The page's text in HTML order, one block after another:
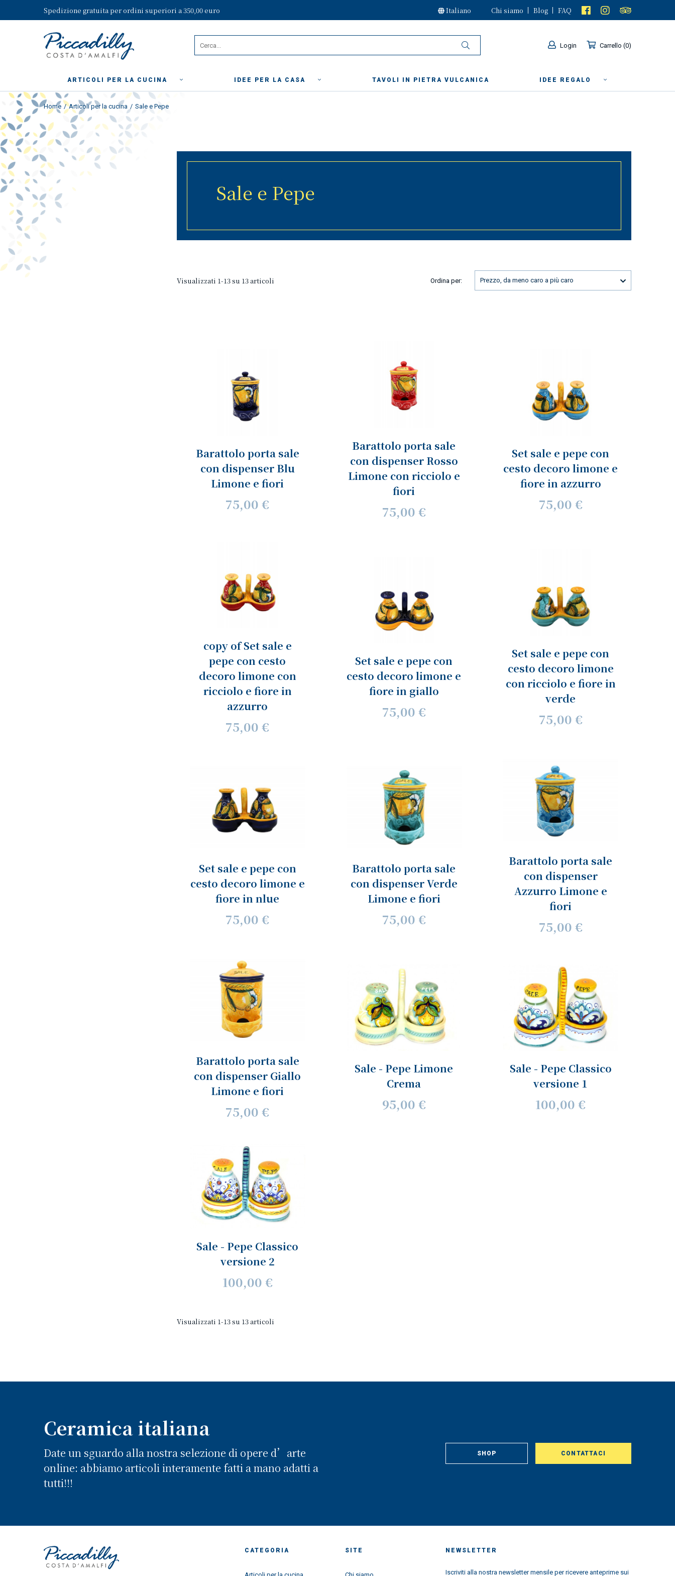
Spedizione gratuita per ordini superiori a 350,00 euro Italiano Chi siamo Blog FAQ
Login Carrello 0
ARTICOLI PER LA CUCINA IDEE PER LA CASA TAVOLI IN PIETRA VULCANICA IDEE REGALO
Home Articoli per la cucina Sale e Pepe
Sale e Pepe
Visualizzati 1-13 su 13 articoli Ordina per: Prezzo, da meno caro a più caro
Barattolo porta sale
con dispenser Blu
Limone e fiori
75,00 €
Barattolo porta sale
con dispenser Rosso
Limone con ricciolo e
fiori
75,00 €
Set sale e pepe con
cesto decoro limone e
fiore in azzurro
75,00 €
copy of Set sale e
pepe con cesto
decoro limone con
ricciolo e fiore in
azzurro
75,00 €
Set sale e pepe con
cesto decoro limone e
fiore in giallo
75,00 €
Set sale e pepe con
cesto decoro limone
con ricciolo e fiore in
verde
75,00 €
Set sale e pepe con
cesto decoro limone e
fiore in nlue
75,00 €
Barattolo porta sale
con dispenser Verde
Limone e fiori
75,00 €
Barattolo porta sale
con dispenser
Azzurro Limone e
fiori
75,00 €
Barattolo porta sale
con dispenser Giallo
Limone e fiori
75,00 €
Sale - Pepe Limone
Crema
95,00 €
Sale - Pepe Classico
versione 1
100,00 €
Sale - Pepe Classico
versione 2
100,00 €
Visualizzati 1-13 su 13 articoli
Ceramica italiana
Date un sguardo alla nostra selezione di opere d’arte
online: abbiamo articoli interamente fatti a mano adatti a
tutti!!!
SHOP CONTATTACI
CATEGORIA SITE NEWSLETTER
Iscriviti alla nostra newsletter mensile per ricevere anteprime sui